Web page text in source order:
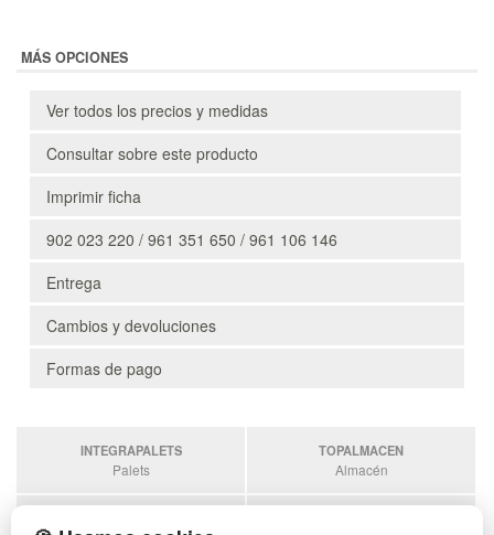
MÁS OPCIONES
Ver todos los precios y medidas
Consultar sobre este producto
Imprimir ficha
902 023 220 / 961 351 650 / 961 106 146
Entrega
Cambios y devoluciones
Formas de pago
INTEGRAPALETS
Palets
TOPALMACEN
Almacén